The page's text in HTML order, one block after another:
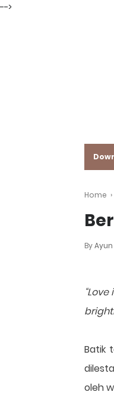
-->
Home ›
ByAyun
Batik
oleh